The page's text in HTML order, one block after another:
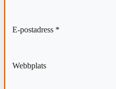
E-postadress *
Webbplats